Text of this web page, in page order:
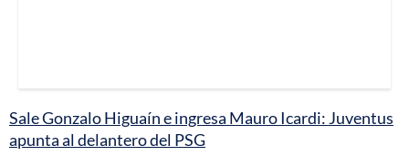
Sale Gonzalo Higuaín e ingresa Mauro Icardi: Juventus
apunta al delantero del PSG